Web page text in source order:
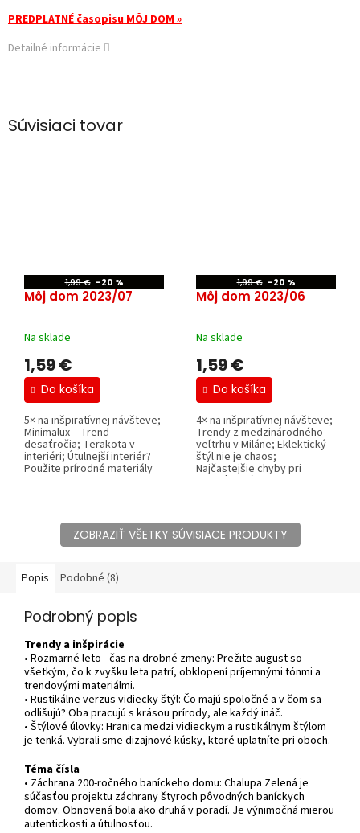
PREDPLATNÉ časopisu MÔJ DOM »
Detailné informácie
Súvisiaci tovar
1,99 € –20 %
Môj dom 2023/07
Na sklade
1,59 €
Do košíka
5× na inšpiratívnej návšteve;
Minimalux – Trend
desaťročia; Terakota v
interiéri; Útulnejší interiér?
Použite prírodné materiály
1,99 € –20 %
Môj dom 2023/06
Na sklade
1,59 €
Do košíka
4× na inšpiratívnej návšteve;
Trendy z medzinárodného
veľtrhu v Miláne; Eklektický
štýl nie je chaos;
Najčastejšie chyby pri
zariaďovaní...
ZOBRAZIŤ VŠETKY SÚVISIACE PRODUKTY
Popis Podobné (8)
Podrobný popis
Trendy a inšpirácie
• Rozmarné leto - čas na drobné zmeny: Prežite august so
všetkým, čo k zvyšku leta patrí, obklopení príjemnými tónmi a
trendovými materiálmi.
• Rustikálne verzus vidiecky štýl: Čo majú spoločné a v čom sa
odlišujú? Oba pracujú s krásou prírody, ale každý ináč.
• Štýlové úlovky: Hranica medzi vidieckym a rustikálnym štýlom
je tenká. Vybrali sme dizajnové kúsky, ktoré uplatníte pri oboch.
Téma čísla
• Záchrana 200-ročného baníckeho domu: Chalupa Zelená je
súčasťou projektu záchrany štyroch pôvodných baníckych
domov. Obnovená bola ako druhá v poradí. Je výnimočná mierou
autentickosti a útulnosťou.